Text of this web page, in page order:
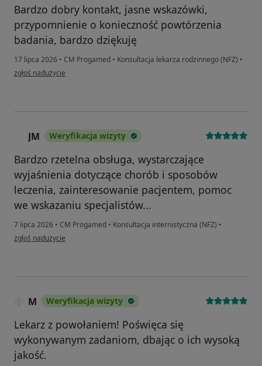
Bardzo dobry kontakt, jasne wskazówki,
przypomnienie o konieczność powtórzenia
badania, bardzo dziękuję
17 lipca 2026 • CM Progamed • Konsultacja lekarza rodzinnego (NFZ) •
w opinii użytkownika Jacek
zgłoś nadużycie
JM Weryfikacja wizyty
Bardzo rzetelna obsługa, wystarczające
wyjaśnienia dotyczące chorób i sposobów
leczenia, zainteresowanie pacjentem, pomoc
we wskazaniu specjalistów...
7 lipca 2026 • CM Progamed • Konsultacja internistyczna (NFZ) •
w opinii użytkownika JM
zgłoś nadużycie
M Weryfikacja wizyty
Lekarz z powołaniem! Poświęca się
wykonywanym zadaniom, dbając o ich wysoką
jakość.